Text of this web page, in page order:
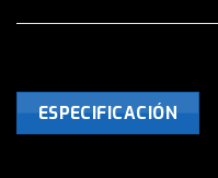
ESPECIFICACIÓN